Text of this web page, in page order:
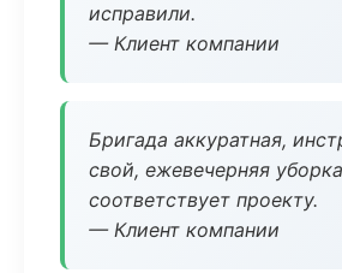
исправили.
— Клиент компании
Бригада аккуратная,
свой, ежевечерняя
соответствует проекту.
— Клиент компании